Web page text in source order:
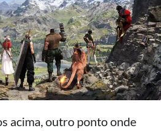
acima, outro ponto onde